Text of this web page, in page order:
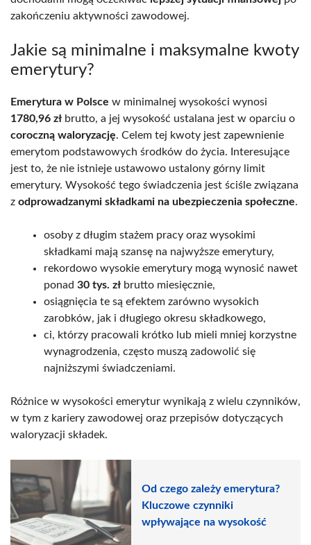
zakończeniu aktywności zawodowej.
Jakie są minimalne i maksymalne kwoty
emerytury?
Emerytura w Polsce w minimalnej wysokości wynosi
1780,96 zł brutto, a jej wysokość ustalana jest w oparciu o
coroczną waloryzację. Celem tej kwoty jest zapewnienie
emerytom podstawowych środków do życia. Interesujące
jest to, że nie istnieje ustawowo ustalony górny limit
emerytury. Wysokość tego świadczenia jest ściśle związana
z odprowadzanymi składkami na ubezpieczenia społeczne.
osoby z długim stażem pracy oraz wysokimi
składkami mają szansę na najwyższe emerytury,
rekordowo wysokie emerytury mogą wynosić nawet
ponad 30 tys. zł brutto miesięcznie,
osiągnięcia te są efektem zarówno wysokich
zarobków, jak i długiego okresu składkowego,
ci, którzy pracowali krótko lub mieli mniej korzystne
wynagrodzenia, często muszą zadowolić się
najniższymi świadczeniami.
Różnice w wysokości emerytur wynikają z wielu czynników,
w tym z kariery zawodowej oraz przepisów dotyczących
waloryzacji składek.
Od czego zależy emerytura?
Kluczowe czynniki
wpływające na wysokość